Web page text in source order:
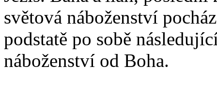
světová náboženství
podstatě po sobě
náboženství od Boha.